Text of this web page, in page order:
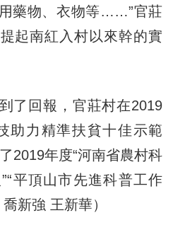
藥物、衣物等……”官莊
起南紅入村以來幹的實
回報，官莊村在2019
助力精準扶貧十佳示範
2019年度“河南省農村科
平頂山市先進科普工作
新強 王新華）